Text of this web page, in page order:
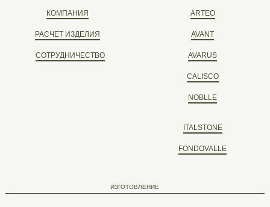
РАСЧЕТ ИЗДЕЛИЯ
СОТРУДНИЧЕСТВО
КОМПАНИЯ
ИЗГОТОВЛЕНИЕ
ITALSTONE
FONDOVALLE
ARTEO
AVANT
AVARUS
CALISCO
NOBLLE